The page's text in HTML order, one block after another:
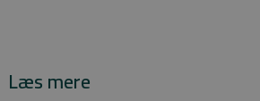
Læs mere